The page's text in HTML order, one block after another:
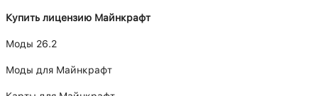
Купить лицензию Майнкрафт
Моды 26.2
Моды для Майнкрафт